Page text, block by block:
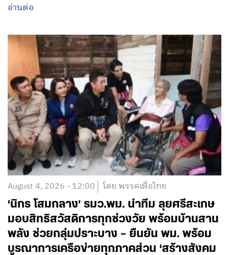
อ่านต่อ
August 4, 2026 - 12:00 โดย พรรคเพื่อไทย
‘นิกร โสมกลาง’ รมว.พม. นำทีม ลุยศรีสะเกษ
มอบสิทธิสวัสดิการทุกช่วงวัย พร้อมบ้านสาน
พลัง ช่วยกลุ่มปราะบาง – ยืนยัน พม. พร้อม
บูรณาการเครือข่ายทุกภาคส่วน ‘สร้างสังคม